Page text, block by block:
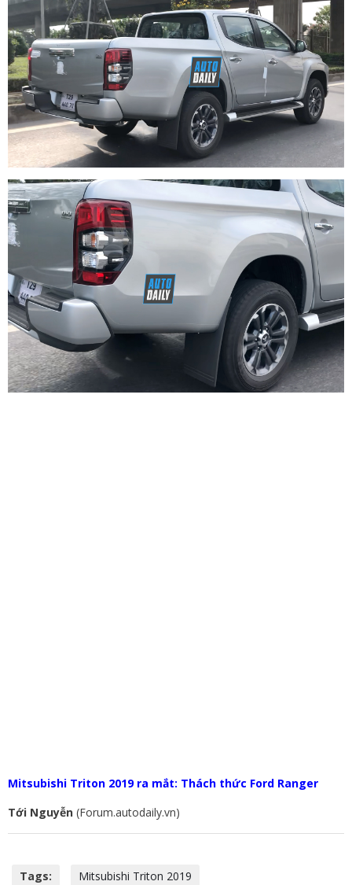
Mitsubishi Triton 2019 ra mắt: Thách thức Ford Ranger
Tới Nguyễn (Forum.autodaily.vn)
Tags: Mitsubishi Triton 2019